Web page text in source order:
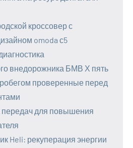
кроссовер с
omoda с5
внедорожника БМВ Х пять
проверенные перед
передач для повышения
Heli: рекуперация энергии